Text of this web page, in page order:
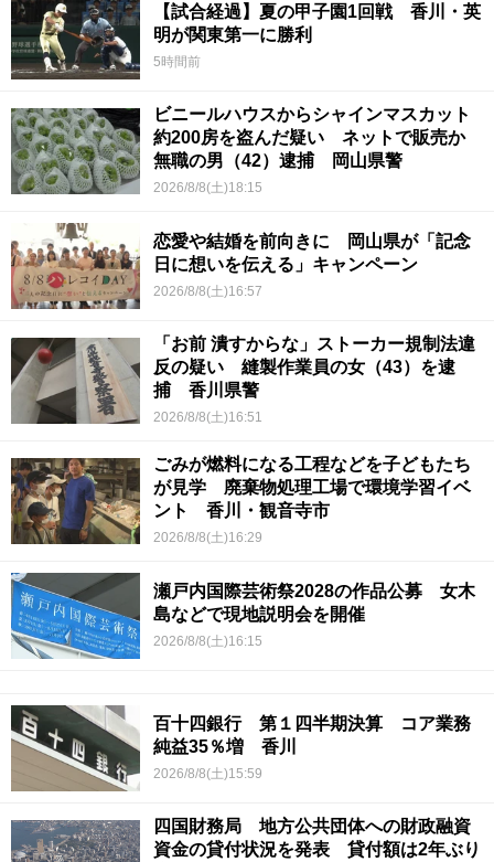
【試合経過】夏の甲子園1回戦 香川・英
明が関東第一に勝利
5時間前
ビニールハウスからシャインマスカット
約200房を盗んだ疑い ネットで販売か
無職の男（42）逮捕 岡山県警
2026/8/8(土)18:15
恋愛や結婚を前向きに 岡山県が「記念
日に想いを伝える」キャンペーン
2026/8/8(土)16:57
「お前 潰すからな」ストーカー規制法違
反の疑い 縫製作業員の女（43）を逮
捕 香川県警
2026/8/8(土)16:51
ごみが燃料になる工程などを子どもたち
が見学 廃棄物処理工場で環境学習イベ
ント 香川・観音寺市
2026/8/8(土)16:29
瀬戸内国際芸術祭2028の作品公募 女木
島などで現地説明会を開催
2026/8/8(土)16:15
百十四銀行 第１四半期決算 コア業務
純益35％増 香川
2026/8/8(土)15:59
四国財務局 地方公共団体への財政融資
資金の貸付状況を発表 貸付額は2年ぶり